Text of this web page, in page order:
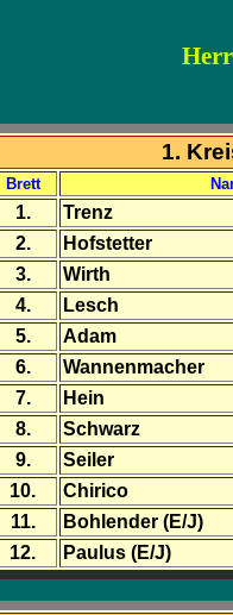
1.
Brett
1. Trenz
2.
Hofstetter
3.
Wirth
4.
Lesch
5.
Adam
6.
Wannenmacher
7.
Hein
8.
Schwarz
9.
Seiler
10.
Chirico
11.
Bohlender (E/J)
12.
Paulus (E/J)